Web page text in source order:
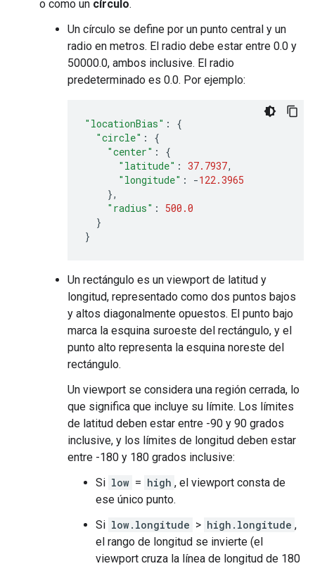
o como un círculo.
Un círculo se define por un punto central y un
radio en metros. El radio debe estar entre 0.0 y
50000.0, ambos inclusive. El radio
predeterminado es 0.0. Por ejemplo:
"locationBias" :
{
"circle" :
{
"center" :
{
"latitude" : 37.7937,
"longitude" : -122.3965
},
"radius" :
500.0
}
}
Un rectángulo es un viewport de latitud y
longitud, representado como dos puntos bajos
y altos diagonalmente opuestos. El punto bajo
marca la esquina suroeste del rectángulo, y el
punto alto representa la esquina noreste del
rectángulo.
Un viewport se considera una región cerrada, lo
que significa que incluye su límite. Los límites
de latitud deben estar entre -90 y 90 grados
inclusive, y los límites de longitud deben estar
entre -180 y 180 grados inclusive:
Si low = high , el viewport consta de
ese único punto.
Si low.longitude > high.longitude ,
el rango de longitud se invierte (el
viewport cruza la línea de longitud de 180